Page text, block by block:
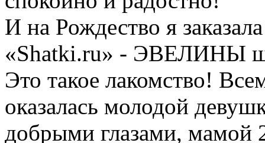
И на Рождество я
«Shatki.ru» - ЭВЕЛИНЫ
Это такое лакомство!
оказалась молодой
добрыми глазами, мамой